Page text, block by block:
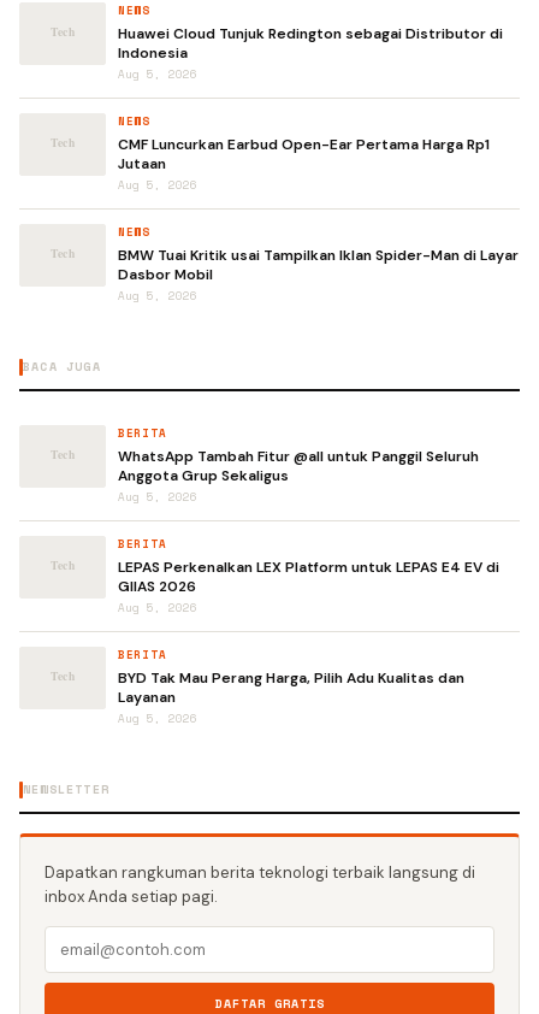
NEWS
Huawei Cloud Tunjuk Redington sebagai Distributor di
Indonesia
Aug 5, 2026
NEWS
CMF Luncurkan Earbud Open-Ear Pertama Harga Rp1
Jutaan
Aug 5, 2026
NEWS
BMW Tuai Kritik usai Tampilkan Iklan Spider-Man di Layar
Dasbor Mobil
Aug 5, 2026
BACA JUGA
BERITA
WhatsApp Tambah Fitur @all untuk Panggil Seluruh
Anggota Grup Sekaligus
Aug 5, 2026
BERITA
LEPAS Perkenalkan LEX Platform untuk LEPAS E4 EV di
GIIAS 2026
Aug 5, 2026
BERITA
BYD Tak Mau Perang Harga, Pilih Adu Kualitas dan
Layanan
Aug 5, 2026
NEWSLETTER
Dapatkan rangkuman berita teknologi terbaik langsung di
inbox Anda setiap pagi.
DAFTAR GRATIS